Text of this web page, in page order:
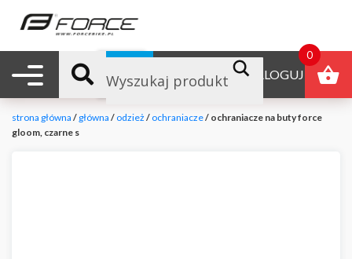
Nawigacja mobilna ZALOGUJ
B2B
strona główna / główna / odzież / ochraniacze/ ochraniacze na buty force
gloom, czarne s
0